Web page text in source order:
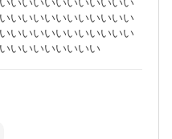
いいいいいいいいいいい
いいいいいいいいいいい
いいいいいいいい